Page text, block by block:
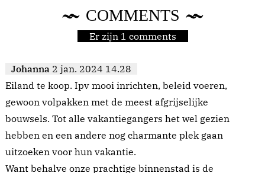
COMMENTS
Er zijn 1 comments
Johanna 2 jan. 2024 14.28
Eiland te koop. Ipv mooi inrichten, beleid voeren,
gewoon volpakken met de meest afgrijselijke
bouwsels. Tot alle vakantiegangers het wel gezien
hebben en een andere nog charmante plek gaan
uitzoeken voor hun vakantie.
Want behalve onze prachtige binnenstad is de